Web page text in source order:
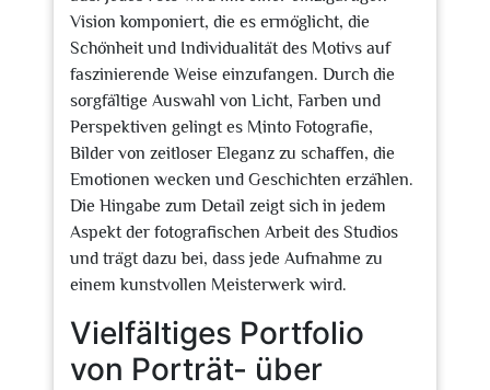
Vision komponiert, die es ermöglicht, die
Schönheit und Individualität des Motivs auf
faszinierende Weise einzufangen. Durch die
sorgfältige Auswahl von Licht, Farben und
Perspektiven gelingt es Minto Fotografie,
Bilder von zeitloser Eleganz zu schaffen, die
Emotionen wecken und Geschichten erzählen.
Die Hingabe zum Detail zeigt sich in jedem
Aspekt der fotografischen Arbeit des Studios
und trägt dazu bei, dass jede Aufnahme zu
einem kunstvollen Meisterwerk wird.
Vielfältiges Portfolio
von Porträt- über